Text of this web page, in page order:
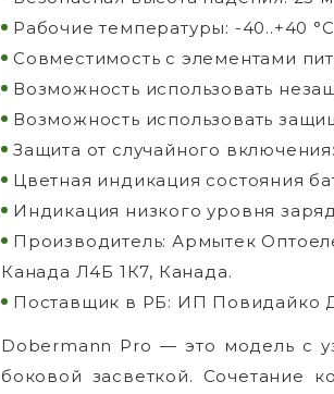
Рабочие температуры: -40..+40 °C
Совместимость с элементами
Возможность использовать
Возможность использовать
Защита от случайного
Цветная индикация состояния
Индикация низкого уровня
Производитель: Армытек
Канада Л4Б 1К7, Канада.
Поставщик в РБ: ИП Повидайко
Dobermann Pro — это модель с
боковой засветкой. Сочетание